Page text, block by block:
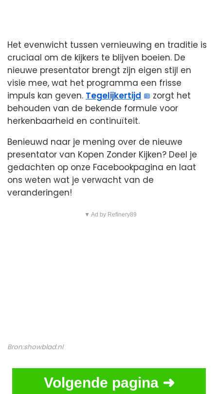
Het evenwicht tussen vernieuwing en traditie is
cruciaal om de kijkers te blijven boeien. De
nieuwe presentator brengt zijn eigen stijl en
visie mee, wat het programma een frisse
impuls kan geven. Tegelijkertijd
zorgt het
behouden van de bekende formule voor
herkenbaarheid en continuïteit.
Benieuwd naar je mening over de nieuwe
presentator van Kopen Zonder Kijken? Deel je
gedachten op onze Facebookpagina en laat
ons weten wat je verwacht van de
veranderingen!
▼ Ad by Refinery89
Bron:showblad.nl
Volgende pagina ➜